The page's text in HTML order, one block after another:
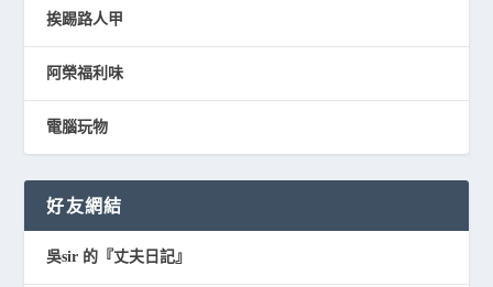
挨踢路人甲
阿榮福利味
電腦玩物
好友網結
吳sir 的『丈夫日記』